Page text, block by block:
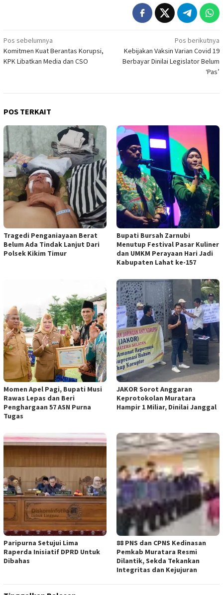
Navigasi
pos
Pos sebelumnya
Komitmen Kuat Berantas Korupsi,
KPK Libatkan Media dan CSO
Pos berikutnya
Kebijakan Vaksin Varian Covid 19
Berbayar Dinilai Legislator Belum
‘Pas’
POS TERKAIT
Tragedi Penganiayaan Berat
Belum Ada Tindak Lanjut Dari
Polsek Kikim Timur
Bupati Bursah Zarnubi
Menutup Festival Pasar Kuliner
dan UMKM Perayaan Hari Jadi
Kabupaten Lahat ke-157
Momen Apel Pagi, Bupati Musi
Rawas Lepas dan Beri
Penghargaan 57 ASN Purna
Tugas
JAKOR Sorot Anggaran
Keprotokolan Muratara
Hampir 1 Miliar, Dinilai Janggal
Paripurna Setujui Lima
Raperda Inisiatif DPRD Untuk
Dibahas
88 PNS dan CPNS Kedinasan
Pemkab Muratara Resmi
Dilantik, Sekda Tekankan
Integritas dan Kejujuran